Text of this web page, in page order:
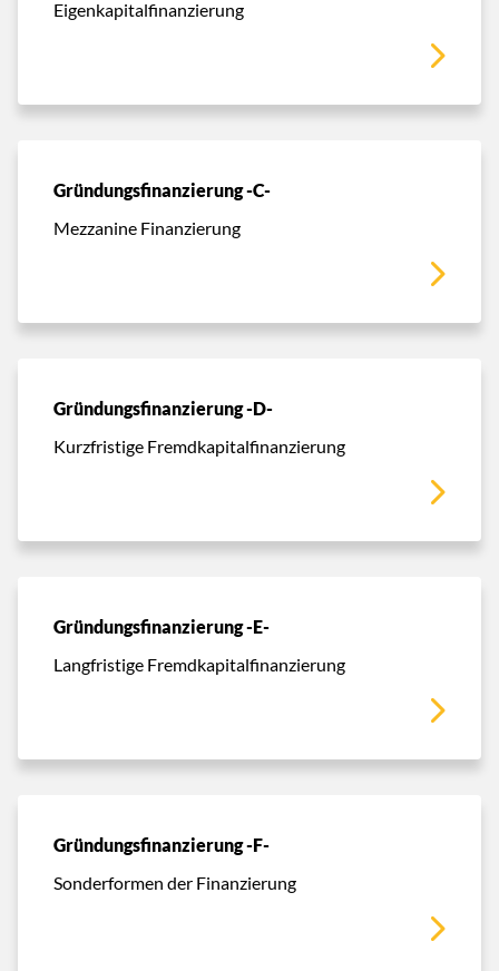
Eigenkapitalfinanzierung
Gründungsfinanzierung -C-
Mezzanine Finanzierung
Gründungsfinanzierung -D-
Kurzfristige Fremdkapitalfinanzierung
Gründungsfinanzierung -E-
Langfristige Fremdkapitalfinanzierung
Gründungsfinanzierung -F-
Sonderformen der Finanzierung